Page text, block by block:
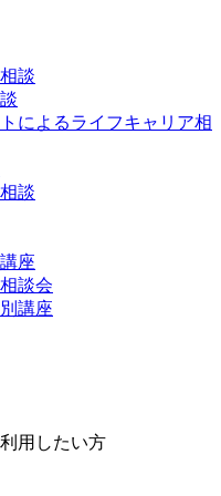
談
によるライフキャリア相
談
座
談会
講座
用したい方